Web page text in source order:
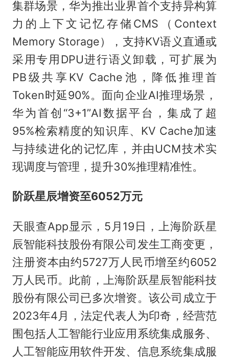
集群场景，华为推出业界首个支持异构算
力的上下文记忆存储CMS（Context
Memory Storage），支持KV语义直通或
采用专用DPU进行语义卸载，可扩展为
PB级共享KV Cache池，降低推理首
Token时延90%。面向企业AI推理场景，
华为首创“3+1”AI数据平台，集成了超
95%检索精度的知识库、KV Cache加速
与持续进化的记忆库，并由UCM技术实
现调度与管理，提升30%推理精准性。
阶跃星辰增资至6052万元
天眼查App显示，5月19日，上海阶跃星
辰智能科技股份有限公司发生工商变更，
注册资本由约5727万人民币增至约6052
万人民币。此前，上海阶跃星辰智能科技
股份有限公司已多次增资。该公司成立于
2023年4月，法定代表人为印奇，经营范
围包括人工智能行业应用系统集成服务、
人工智能应用软件开发、信息系统集成服